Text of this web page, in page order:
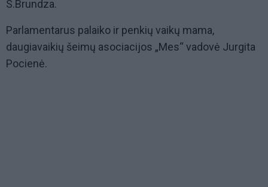
S.Brundza.
Parlamentarus palaiko ir penkių vaikų mama,
daugiavaikių šeimų asociacijos „Mes“ vadovė Jurgita
Pocienė.